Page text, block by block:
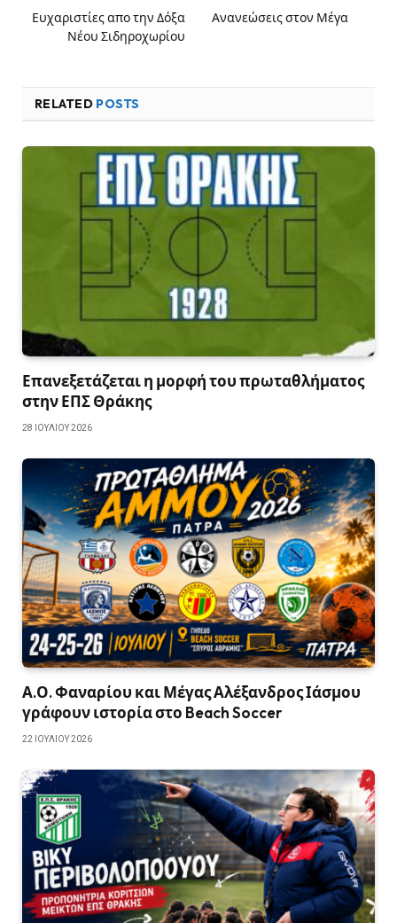
Ευχαριστίες απο την Δόξα
Νέου Σιδηροχωρίου
Ανανεώσεις στον Μέγα
RELATED POSTS
Επανεξετάζεται η μορφή του πρωταθλήματος
στην ΕΠΣ Θράκης
28 ΙΟΥΛΊΟΥ 2026
Α.Ο. Φαναρίου και Μέγας Αλέξανδρος Ιάσμου
γράφουν ιστορία στο Beach Soccer
22 ΙΟΥΛΊΟΥ 2026